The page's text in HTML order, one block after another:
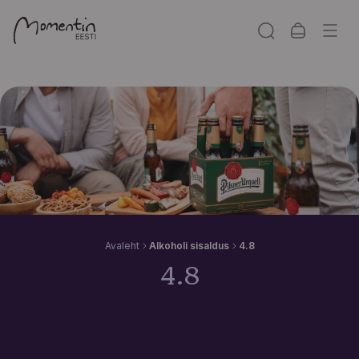
Avaleht Alkoholi sisaldus 4.8
4.8